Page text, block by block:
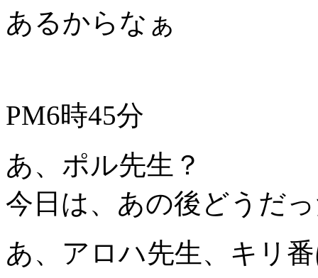
あるからなぁ
PM6時45分
あ、ポル先生？
今日は、あの後どうだ
あ、アロハ先生、キリ